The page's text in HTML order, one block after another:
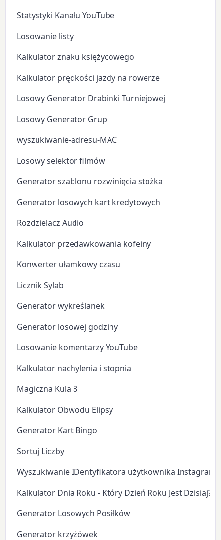
Statystyki Kanału YouTube
Losowanie listy
Kalkulator znaku księżycowego
Kalkulator prędkości jazdy na rowerze
Losowy Generator Drabinki Turniejowej
Losowy Generator Grup
wyszukiwanie-adresu-MAC
Losowy selektor filmów
Generator szablonu rozwinięcia stożka
Generator losowych kart kredytowych
Rozdzielacz Audio
Kalkulator przedawkowania kofeiny
Konwerter ułamkowy czasu
Licznik Sylab
Generator wykreślanek
Generator losowej godziny
Losowanie komentarzy YouTube
Kalkulator nachylenia i stopnia
Magiczna Kula 8
Kalkulator Obwodu Elipsy
Generator Kart Bingo
Sortuj Liczby
Wyszukiwanie IDentyfikatora użytkownika Instagram
Kalkulator Dnia Roku - Który Dzień Roku Jest Dzisiaj?
Generator Losowych Posiłków
Generator krzyżówek